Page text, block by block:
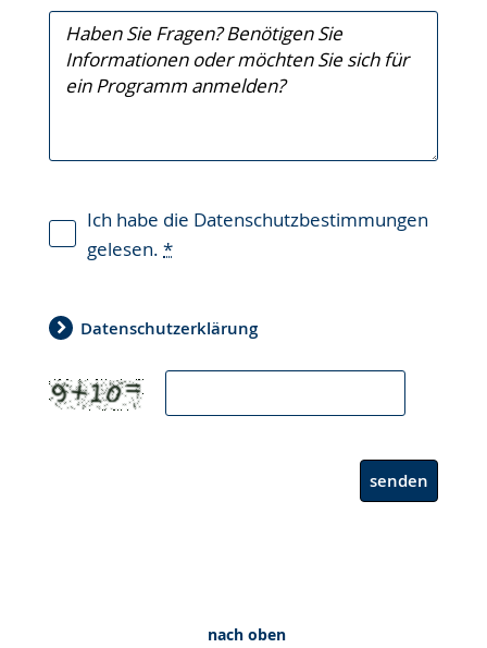
Ich habe die Datenschutzbestimmungen
gelesen. *
Datenschutzerklärung
*
senden
nach oben